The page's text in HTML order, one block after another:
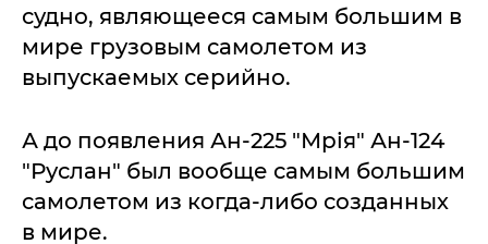
судно, являющееся самым большим в
мире грузовым самолетом из
выпускаемых серийно.
А до появления Ан-225 "Мрія" Ан-124
"Руслан" был вообще самым большим
самолетом из когда-либо созданных
в мире.